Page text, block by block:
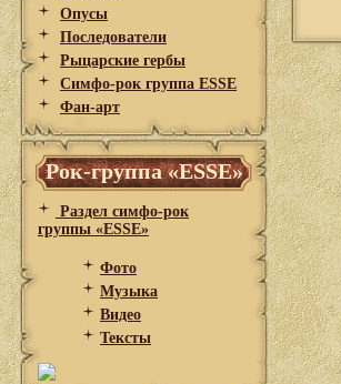
Опусы
Последователи
Рыцарские гербы
Симфо-рок группа ESSE
Фан-арт
Рок-группа «ESSE»
Раздел симфо-рок
группы «ESSE»
Фото
Музыка
Видео
Тексты